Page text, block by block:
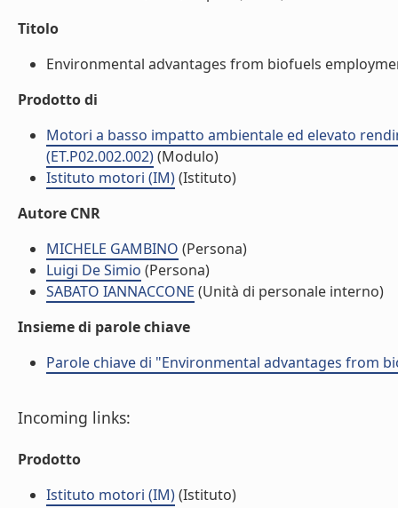
Titolo
Environmental advantages from biofuels
Prodotto di
Motori a basso impatto ambientale ed elevato
(ET.P02.002.002)(Modulo)
Istituto motori (IM)(Istituto)
Autore CNR
MICHELE GAMBINO (Persona)
Luigi De Simio (Persona)
SABATO IANNACCONE (Unità di personale interno)
Insieme di parole chiave
Parole chiave di "Environmental advantages from
Incoming links:
Prodotto
Istituto motori (IM)(Istituto)